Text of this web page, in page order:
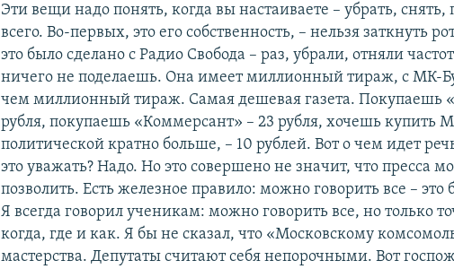
Эти вещи надо понять, когда вы настаиваете – убрать,
всего. Во-первых, это его собственность, – нельзя заткнуть
это было сделано с Радио Свобода – раз, убрали, отняли
ничего не поделаешь. Она имеет миллионный тираж, с МК-
чем миллионный тираж. Самая дешевая газета. Покупаешь
рубля, покупаешь «Коммерсант» – 23 рубля, хочешь купить
политической кратно больше, – 10 рублей. Вот о чем идет
это уважать? Надо. Но это совершено не значит, что пресса
позволить. Есть железное правило: можно говорить все –
Я всегда говорил ученикам: можно говорить все, но только
когда, где и как. Я бы не сказал, что «Московскому
мастерства. Депутаты считают себя непорочными. Вот